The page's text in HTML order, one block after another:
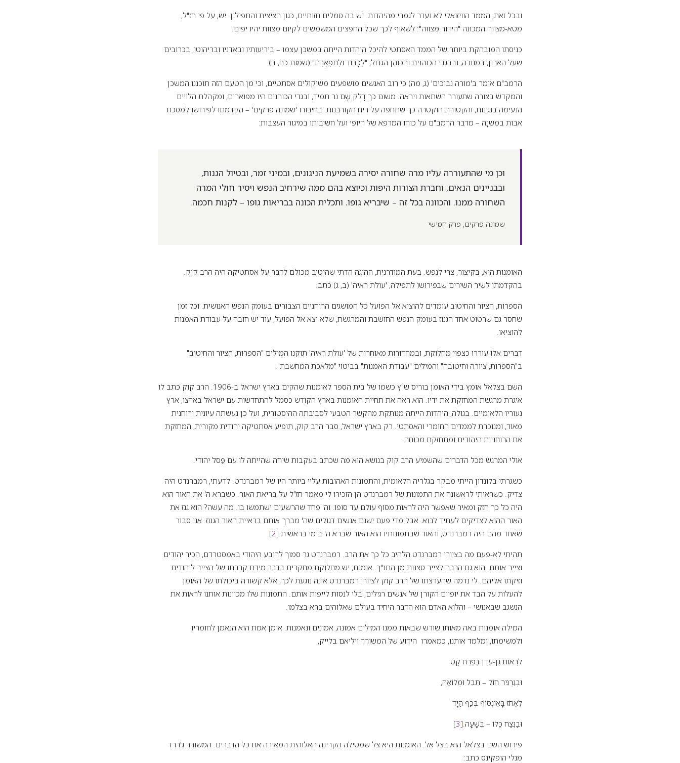
ובכל זאת, הממד הוויזואלי לא נעדר לגמרי מהיהדות. יש בה סמלים חזותיים, כגון הציצית והתפילין. יש, על פי חז"ל,
מטא-מצווה המכונה "הידור מצווה": לשאוף לכך שכל החפצים המשמשים לקיום מצוות יהיו יפים.
כניסתו המובהקת ביותר של הממד האסתטי להיכל היהדות הייתה במשכן עצמו – ביריעותיו ובאדניו ובריהוטו, בכרובים
שעל הארון, במנורה, ובבגדי הכוהנים והכוהן הגדול, "לְכָבוֹד וּלְתִפְאָרֶת" (שמות כח, ב).
הרמב"ם אומר ב'מורה נבוכים' (ג, מה) כי רוב האנשים מושפעים משיקולים אסתטיים, וכי מן הטעם הזה תוכננו המשכן
והמקדש בצורה שתעורר השתאות ויראה. משום כך דָלק שָם נר תמיד, ובגדי הכוהנים היו מפוארים, ומקהלת הלויים
הנעימה בנגינות, והקטורת הוקטרה כך שתחפה על ריח הקורבנות. בחיבורו 'שמונה פרקים' – הקדמתו לפירושו למסכת
אבות במִשנָה – מדבר הרמב"ם על כוחו המרפא של היופי ועל חשיבותו במיגור העצבות:
וכן מי שהתעוררה עליו מרה שחורה יסירה בשמיעת הניגונים, ובמיני זמר, ובטיול הגנות,
ובבניינים הנאים, וחברת הצורות היפות וכיוצא בהם ממה שירחיב הנפש ויסיר חולי המרה
השחורה ממנו. והכוונה בכל זה – שיבריא גופו. ותכלית הכונה בבריאות גופו – לקנות חכמה.
שמונה פרקים, פרק חמישי
האומנות היא, בקיצור, צרי לנפש. בעת המודרנית, ההוגה הדתי שהיטיב מכולם לדבר על אסתטיקה היה הרב קוק.
בהקדמתו לשיר השירים שבפירושו לתפילה, 'עולת ראיה' (ב, ג) כתב:
הספרות, הציור והחיטוב עומדים להוציא אל הפועל כל המושגים הרוחניים הצבורים בעומק הנפש האנושית. וכל זמן
שחסר גם שרטוט אחד הגנוז בעומק הנפש החושבת והמרגשת, שלא יצא אל הפועל, עוד יש חובה על עבודת האמנות
להוציאו.
דברים אלו עוררו כצפוי מחלוקת, ובמהדורות מאוחרות של 'עולת ראיה' תוקנו המילים "הספרות, הציור והחיטוב"
ב"הספרות, ציורה וחיטובה" והמילים "עבודת האמנות" בביטוי "מלאכת המחשבת".
השם בצלאל אומץ בידי האומן בוריס ש"ץ כשמו של בית הספר לאומנות שהקים בארץ ישראל ב-1906. הרב קוק כתב לו
איגרת מרגשת המחזקת את ידיו. הוא ראה את תחיית האומנות בארץ הקודש כסמל להתחדשות עם ישראל בארצו, ארץ
נעוריו הלאומיים. בגולה, היהדות הייתה מנותקת מהקשר הטבעי לסביבתה ההיסטורית, ועל כן נעשתה עיונית ורוחנית
מאוד, ומנוכרת לממדים החומרי והאסתטי. רק בארץ ישראל, סבר הרב קוק, תופיע אסתטיקה יהודית מקורית, המחזקת
את הרוחניות היהודית ומתחזקת מכוחה.
אולי המרגש מכל הדברים שהשמיע הרב קוק בנושא הוא מה שכתב בעקבות שיחה שהייתה לו עם פַּסל יהודי.
כשגרתי בלונדון הייתי מבקר בגלריה הלאומית, והתמונות האהובות עליי ביותר היו של רמברנדט. לדעתי, רמברנדט היה
צדיק. כשראיתי לראשונה את התמונות של רמברנדט הן הזכירו לי מאמר חז"ל על בריאת האור. כשברא ה' את האור הוא
היה כל כך חזק ומאיר שאפשר היה לראות מסוף עולם עד סופו. וה' פחד שהרשעים ישתמשו בו. מה עשה? הוא גנז את
האור ההוא לצדיקים לעתיד לבוא. אבל מדי פעם ישנם אנשים דגולים שה' מברך אותם בראיית האור הגנוז. אני סבור
שאחד מהם היה רמברנדט, והאור שבתמונותיו הוא האור שברא ה' בימי בראשית.[2]
תהיתי לא-פעם מה בציורי רמברנדט הלהיב כל כך את הרב. רמברנדט גר סמוך לרובע היהודי באמסטרדם, הכיר יהודים
וצייר אותם. הוא גם הרבה לצייר סצנות מן התנ"ך. אומנם, יש מחלוקת מחקרית בדבר מידת קרבתו של הצייר ליהודים
וזיקתו אליהם. לי נדמה שהערצתו של הרב קוק לציורי רמברנדט אינה נוגעת לכך, אלא קשורה ביכולתו של האומן
להעלות על הבד את יופיים הקורן של אנשים רגילים, בלי לנסות לייפות אותם. התמונות שלו מכוונות אותנו לראות את
הנשגב שבאנושי – והלוא האדם הוא הדבר היחיד בעולם שאלוהים ברא בצלמו.
המילה אומנות באה מאותו שורש שבאות ממנו המילים אמונה, אמונים ונאמנות. אומן אמת הוא הנאמן לחומריו
ולמשימתו, ומלמד אותנו, כמאמרו הידוע של המשורר ויליאם בלייק,
לִרְאוֹת גַּן-עֵדֶן בְּפֶרַח קָט
וּבְגַרְגִּיר חוֹל – תֵּבֵל וּמְלוֹאָהּ,
לֶאֱחֹז בָּאֵינְסוֹף בְּכַף הַיָּד
וּבַנֶּצַח כֻּלּוֹ – בְּשָׁעָה.[3]
פירוש השם בצלאל הוא בצֵל אֵל. האומנות היא צל שמטילה הַקרינה האלוהית המאירה את כל הדברים. המשורר ג'ררד
מנלי הופקינס כתב: